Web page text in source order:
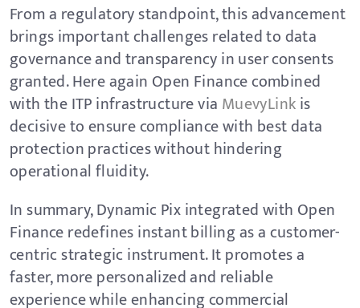
From a regulatory standpoint, this advancement
brings important challenges related to data
governance and transparency in user consents
granted. Here again Open Finance combined
with the ITP infrastructure via MuevyLinkis
decisive to ensure compliance with best data
protection practices without hindering
operational fluidity.
In summary, Dynamic Pix integrated with Open
Finance redefines instant billing as a customer-
centric strategic instrument. It promotes a
faster, more personalized and reliable
experience while enhancing commercial